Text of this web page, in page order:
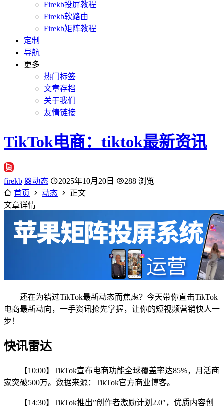
Firekb投屏教程
Firekb软路由
Firekb矩阵教程
定制
导航
更多
热门标签
文章存档
关于我们
友情链接
TikTok电商：tiktok最新资讯
firekb 动态 2025年10月20日
288 浏览
首页
动态
正文
文章详情
还在为错过TikTok最新动态而焦虑？今天带你直击TikTok
电商最新动向，一手资讯抢先掌握，让你的短视频营销快人一
步！
快讯雷达
【10:00】TikTok宣布电商功能全球覆盖率达85%，月活商
家突破500万。数据来源：TikTok官方商业博客。
【14:30】TikTok推出”创作者激励计划2.0″，优质内容创